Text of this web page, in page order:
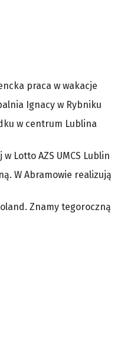
praca w wakacje
Ignacy w Rybniku
w centrum Lublina
Lotto AZS UMCS Lublin
W Abramowie realizują
Znamy tegoroczną